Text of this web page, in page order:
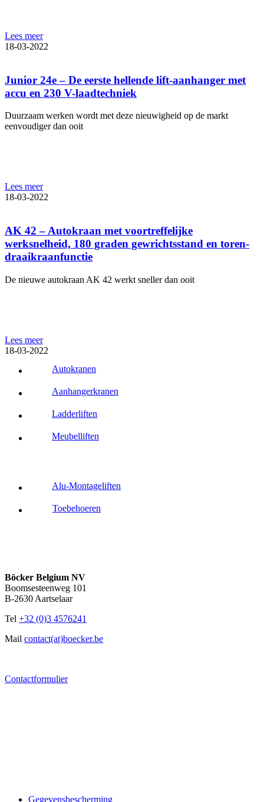
Lees meer
18-03-2022
Junior 24e – De eerste hellende lift-aanhanger met
accu en 230 V-laadtechniek
Duurzaam werken wordt met deze nieuwigheid op de markt
eenvoudiger dan ooit
Lees meer
18-03-2022
AK 42 – Autokraan met voortreffelijke
werksnelheid, 180 graden gewrichtsstand en toren-
draaikraanfunctie
De nieuwe autokraan AK 42 werkt sneller dan ooit
Lees meer
18-03-2022
Autokranen
Aanhangerkranen
Ladderliften
Meubelliften
Alu-Montageliften
Toebehoeren
Böcker Belgium NV
Boomsesteenweg 101
B-2630 Aartselaar
Tel +32 (0)3 4576241
Mail contact(at)boecker.be
Contactformulier
Gegevensbescherming